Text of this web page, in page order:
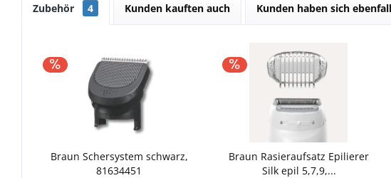
Zubehör 4 Kunden kauften auch Kunden haben sich
Braun Schersystem schwarz,
81634451
Braun Rasieraufsatz Epilierer
Silk epil 5,7,9,...